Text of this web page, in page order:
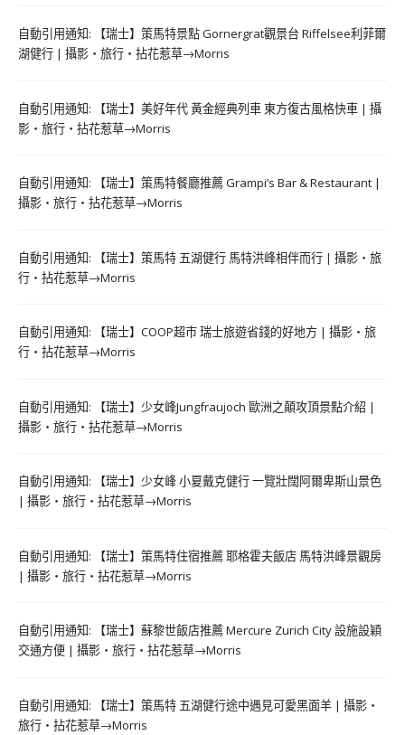
自動引用通知:
【瑞士】策馬特景點 Gornergrat觀景台 Riffelsee利菲爾
湖健行 | 攝影‧旅行‧拈花惹草→Morris
自動引用通知:
【瑞士】美好年代 黃金經典列車 東方復古風格快車 | 攝
影‧旅行‧拈花惹草→Morris
自動引用通知:
【瑞士】策馬特餐廳推薦 Grampi’s Bar & Restaurant |
攝影‧旅行‧拈花惹草→Morris
自動引用通知:
【瑞士】策馬特 五湖健行 馬特洪峰相伴而行 | 攝影‧旅
行‧拈花惹草→Morris
自動引用通知:
【瑞士】COOP超市 瑞士旅遊省錢的好地方 | 攝影‧旅
行‧拈花惹草→Morris
自動引用通知:
【瑞士】少女峰Jungfraujoch 歐洲之顛攻頂景點介紹 |
攝影‧旅行‧拈花惹草→Morris
自動引用通知:
【瑞士】少女峰 小夏戴克健行 一覽壯闊阿爾卑斯山景色
| 攝影‧旅行‧拈花惹草→Morris
自動引用通知:
【瑞士】策馬特住宿推薦 耶格霍夫飯店 馬特洪峰景觀房
| 攝影‧旅行‧拈花惹草→Morris
自動引用通知:
【瑞士】蘇黎世飯店推薦 Mercure Zurich City 設施設穎
交通方便 | 攝影‧旅行‧拈花惹草→Morris
自動引用通知:
【瑞士】策馬特 五湖健行途中遇見可愛黑面羊 | 攝影‧
旅行‧拈花惹草→Morris